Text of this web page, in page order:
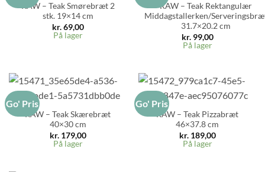
RAW – Teak Smørebræt 2
stk. 19×14 cm
kr.69,00
På lager
RAW – Teak Rektangulær
Middagstallerken/
31.7×20.2 cm
kr.99,00
På lager
Go' Pris
RAW – Teak Skærebræt
40×30 cm
kr.179,00
På lager
Go' Pris
RAW – Teak Pizzabræt
46×37.8 cm
kr.189,00
På lager